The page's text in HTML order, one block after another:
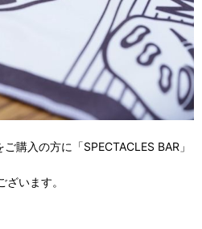
購入の方に「SPECTACLES BAR」
います。